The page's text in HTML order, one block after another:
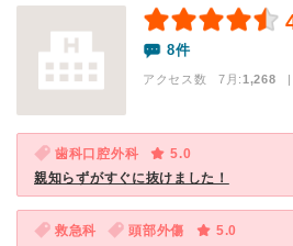
8件
アクセス数 7月:1,268 |
歯科口腔外科
5.0
親知らずがすぐに抜けました！
救急科 頭部外傷
5.0